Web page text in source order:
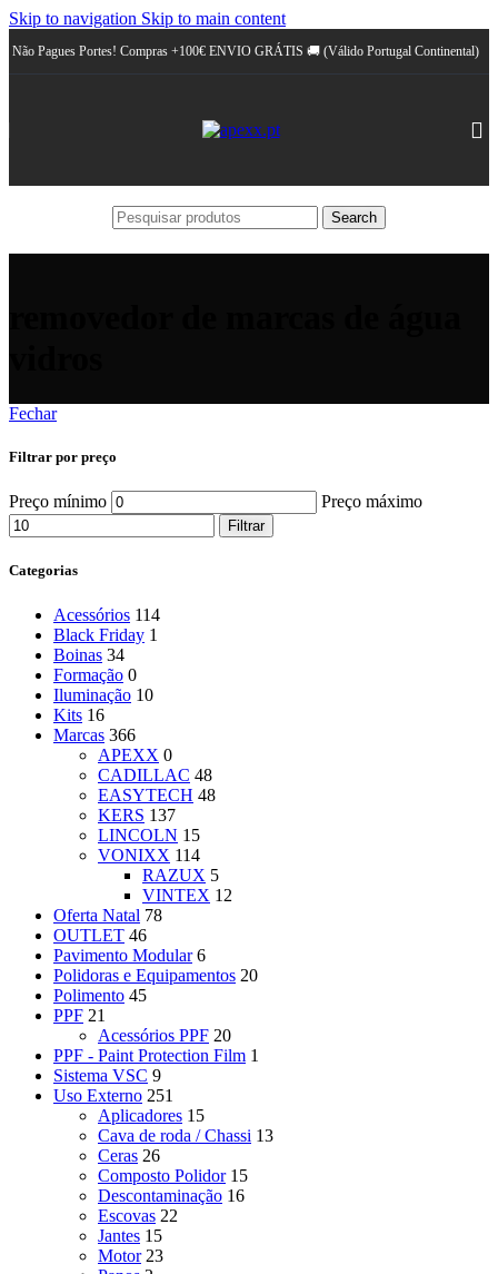
Skip to navigation Skip to main content
Não Pagues Portes! Compras +100€ ENVIO GRÁTIS 🚚 (Válido Portugal Continental)
Search
Fechar
Filtrar por preço
Preço mínimo Preço máximo
Filtrar
Categorias
Acessórios 114
Black Friday 1
Boinas 34
Formação 0
Iluminação 10
Kits 16
Marcas 366
APEXX 0
CADILLAC 48
EASYTECH 48
KERS 137
LINCOLN 15
VONIXX 114
RAZUX 5
VINTEX 12
Oferta Natal 78
OUTLET 46
Pavimento Modular 6
Polidoras e Equipamentos 20
Polimento 45
PPF 21
Acessórios PPF 20
PPF - Paint Protection Film 1
Sistema VSC 9
Uso Externo 251
Aplicadores 15
Cava de roda / Chassi 13
Ceras 26
Composto Polidor 15
Descontaminação 16
Escovas 22
Jantes 15
Motor 23